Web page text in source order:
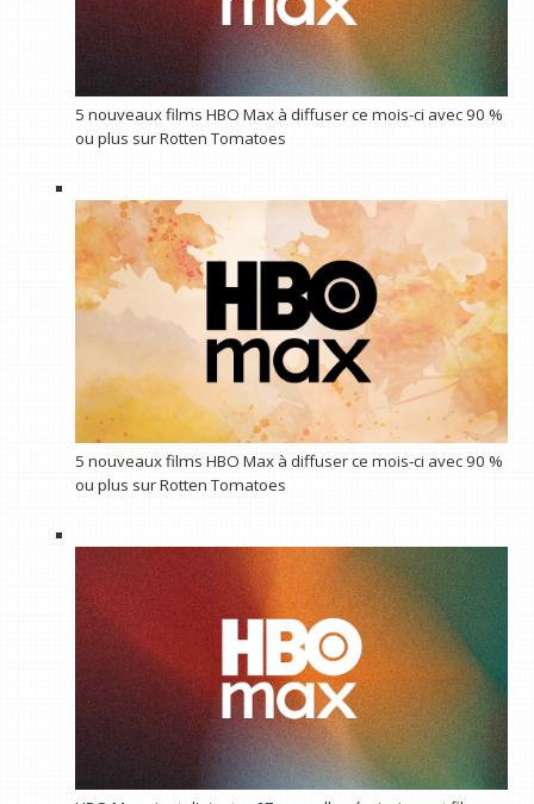
5 nouveaux films HBO Max à diffuser ce mois-ci avec 90 %
ou plus sur Rotten Tomatoes
5 nouveaux films HBO Max à diffuser ce mois-ci avec 90 %
ou plus sur Rotten Tomatoes